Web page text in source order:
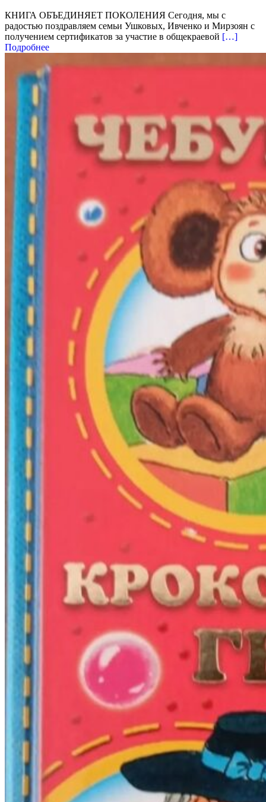
КНИГА ОБЪЕДИНЯЕТ ПОКОЛЕНИЯ Сегодня, мы с
радостью поздравляем семьи Ушковых, Ивченко и Мирзоян с
получением сертификатов за участие в общекраевой […]
Подробнее